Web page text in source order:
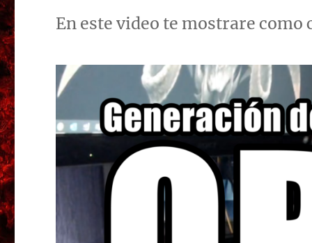
En este video te mostrare como